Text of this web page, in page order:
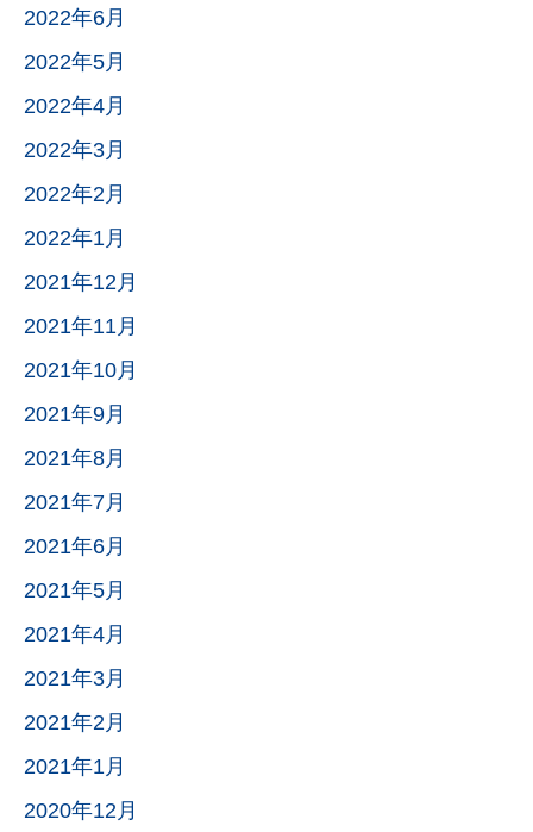
2022年6月
2022年5月
2022年4月
2022年3月
2022年2月
2022年1月
2021年12月
2021年11月
2021年10月
2021年9月
2021年8月
2021年7月
2021年6月
2021年5月
2021年4月
2021年3月
2021年2月
2021年1月
2020年12月